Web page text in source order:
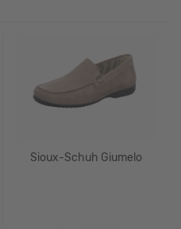
Sioux-Schuh Giumelo